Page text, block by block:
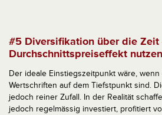
#5 Diversifikation über die Zeit
Durchschnittspreiseffekt nutzen
Der ideale Einstiegszeitpunkt wäre,
Wertschriften auf dem Tiefstpunkt sind.
jedoch reiner Zufall. In der Realität
jedoch regelmässig investiert, profitiert